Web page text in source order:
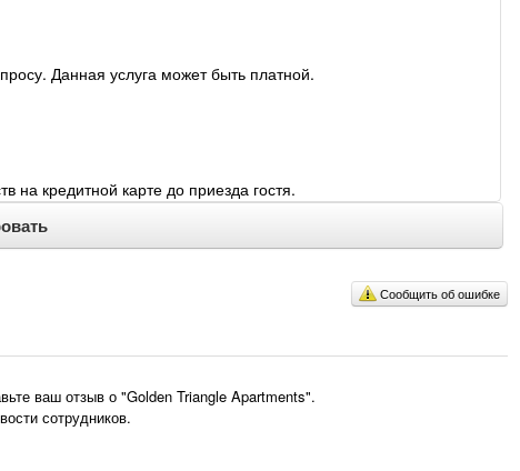
Данная услуга может быть платной.
на кредитной карте до приезда гостя.
Сообщить об ошибке
ваш отзыв о "Golden Triangle Apartments".
сотрудников.